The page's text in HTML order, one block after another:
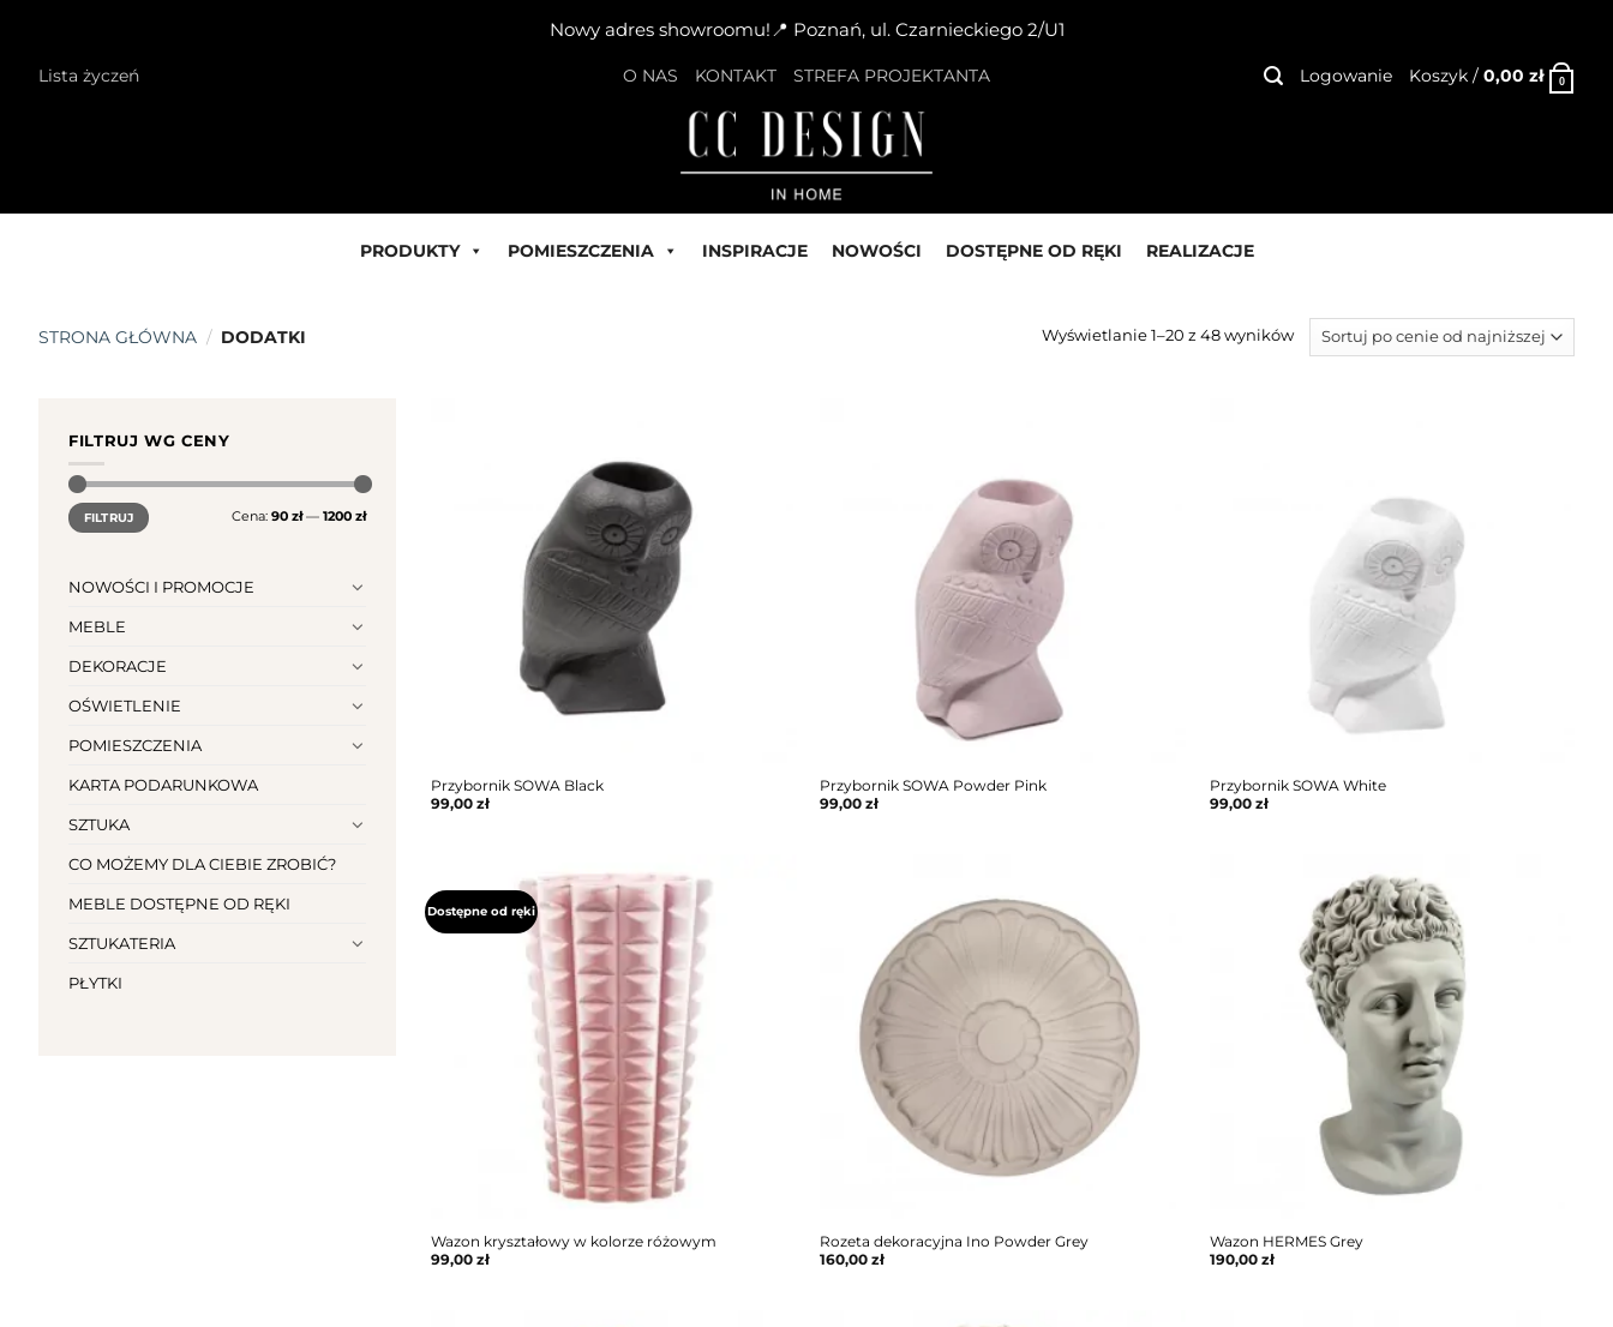
Nowy adres showroomu!📍 Poznań, ul. Czarnieckiego 2/U1
Lista życzeń O NAS KONTAKT STREFA PROJEKTANTA Logowanie Koszyk / 0,00 zł 0
PRODUKTY POMIESZCZENIA INSPIRACJE NOWOŚCI DOSTĘPNE OD RĘKI REALIZACJE
STRONA GŁÓWNA / DODATKI Wyświetlanie 1–20 z 48 wyników
FILTRUJ WG CENY
Cena
min.
Cena
maks.
FILTRUJ Cena: 90 zł— 1200 zł
NOWOŚCI I PROMOCJE
MEBLE
DEKORACJE
OŚWIETLENIE
POMIESZCZENIA
KARTA PODARUNKOWA
SZTUKA
CO MOŻEMY DLA CIEBIE ZROBIĆ?
MEBLE DOSTĘPNE OD RĘKI
SZTUKATERIA
PŁYTKI
Przybornik SOWA Black
99,00zł
Przybornik SOWA Powder Pink
99,00zł
Przybornik SOWA White
99,00 zł
Dostępne od ręki
Wazon kryształowy w kolorze różowym
99,00zł
Rozeta dekoracyjna Ino Powder Grey
160,00zł
Wazon HERMES Grey
190,00 zł